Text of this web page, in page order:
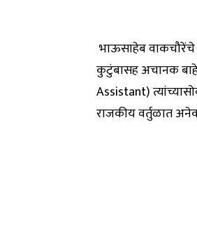
भाऊसाहेब वाकचौरेंचे
कुटुंबासह अचानक
Assistant)
राजकीय वर्तुळात